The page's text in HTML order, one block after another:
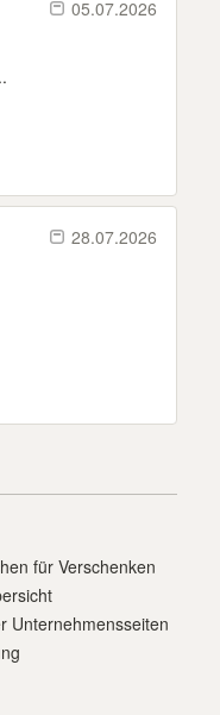
05.07.2026
28.07.2026
für Verschenken
Unternehmensseiten